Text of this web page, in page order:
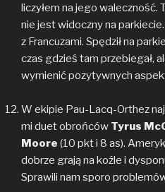
liczyłem na jego waleczność.
nie jest widoczny na
z Francuzami. Spędził na
czas gdzieś tam przebiegał,
wymienić pozytywnych
W ekipie Pau-Lacq-Orthez
mi duet obrońców Tyrus
Moore (10 pkt i 8 as).
dobrze grają na koźle i
Sprawili nam sporo